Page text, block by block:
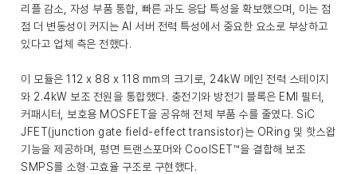
리플 감소, 자성 부품 통합, 빠른 과도 응답 특성을 확보했으며, 이는 점
점 더 변동성이 커지는 AI 서버 전력 특성에서 중요한 요소로 부상하고
있다고 업체 측은 전했다.
이 모듈은 112 x 88 x 118 mm의 크기로, 24kW 메인 전력 스테이지
와 2.4kW 보조 전원을 통합했다. 충전기와 방전기 블록은 EMI 필터,
커패시터, 보호용 MOSFET을 공유해 전체 부품 수를 줄였다. SiC
JFET(junction gate field-effect transistor)는 ORing 및 핫스왑
기능을 제공하며, 평면 트랜스포머와 CoolSET™을 결합해 보조
SMPS를 소형·고효율 구조로 구현했다.